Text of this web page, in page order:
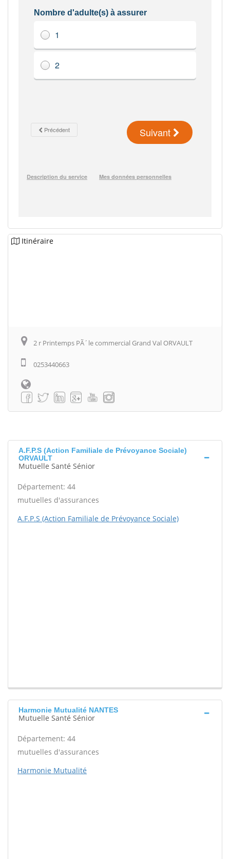
Itinéraire
2 r Printemps PÃ´le commercial Grand Val ORVAULT
0253440663
A.F.P.S (Action Familiale de Prévoyance Sociale)
ORVAULT
Mutuelle Santé Sénior
Département: 44
mutuelles d'assurances
A.F.P.S (Action Familiale de Prévoyance Sociale)
Harmonie Mutualité NANTES
Mutuelle Santé Sénior
Département: 44
mutuelles d'assurances
Harmonie Mutualité